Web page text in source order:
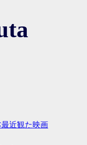
最近観た映画